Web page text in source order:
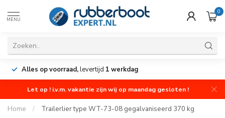
MENU
0
Alles op voorraad,levertijd 1 werkdag
Let op ! i.v.m. vakantie zijn wij op maandag gesloten !
Home / Trailerlier type WT-73-08 gegalvaniseerd 370 kg